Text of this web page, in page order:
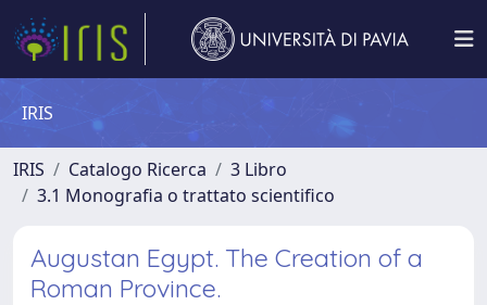
IRIS
IRIS Catalogo Ricerca
3 Libro
3.1 Monografia o trattato scientifico
Augustan Egypt. The Creation of a
Roman Province.